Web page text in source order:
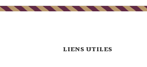
LIENS UTILES